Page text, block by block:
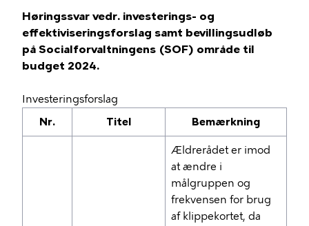
Høringssvar vedr. investerings- og
effektiviseringsforslag samt bevillingsudløb
på Socialforvaltningens (SOF) område til
budget 2024.
Investeringsforslag
Nr.
Titel Bemærkning
Ældrerådet er imod
at ændre i
målgruppen og
frekvensen for brug
af klippekortet, da